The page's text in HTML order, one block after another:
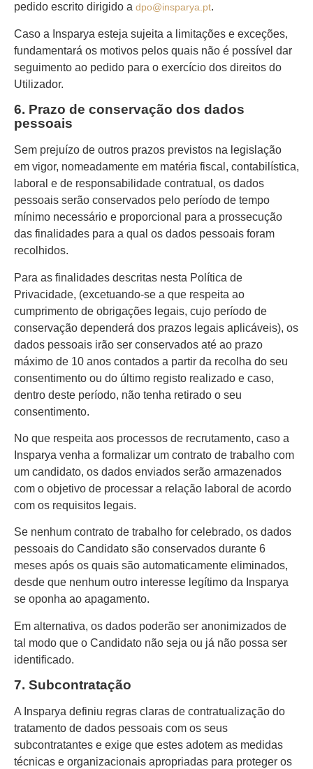
pedido escrito dirigido a dpo@insparya.pt.
Caso a Insparya esteja sujeita a limitações e exceções,
fundamentará os motivos pelos quais não é possível dar
seguimento ao pedido para o exercício dos direitos do
Utilizador.
6. Prazo de conservação dos dados
pessoais
Sem prejuízo de outros prazos previstos na legislação
em vigor, nomeadamente em matéria fiscal, contabilística,
laboral e de responsabilidade contratual, os dados
pessoais serão conservados pelo período de tempo
mínimo necessário e proporcional para a prossecução
das finalidades para a qual os dados pessoais foram
recolhidos.
Para as finalidades descritas nesta Política de
Privacidade, (excetuando-se a que respeita ao
cumprimento de obrigações legais, cujo período de
conservação dependerá dos prazos legais aplicáveis), os
dados pessoais irão ser conservados até ao prazo
máximo de 10 anos contados a partir da recolha do seu
consentimento ou do último registo realizado e caso,
dentro deste período, não tenha retirado o seu
consentimento.
No que respeita aos processos de recrutamento, caso a
Insparya venha a formalizar um contrato de trabalho com
um candidato, os dados enviados serão armazenados
com o objetivo de processar a relação laboral de acordo
com os requisitos legais.
Se nenhum contrato de trabalho for celebrado, os dados
pessoais do Candidato são conservados durante 6
meses após os quais são automaticamente eliminados,
desde que nenhum outro interesse legítimo da Insparya
se oponha ao apagamento.
Em alternativa, os dados poderão ser anonimizados de
tal modo que o Candidato não seja ou já não possa ser
identificado.
7. Subcontratação
A Insparya definiu regras claras de contratualização do
tratamento de dados pessoais com os seus
subcontratantes e exige que estes adotem as medidas
técnicas e organizacionais apropriadas para proteger os